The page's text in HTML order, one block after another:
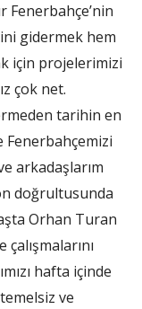
Fenerbahçe’nin
gidermek hem
için projelerimizi
çok net.
tarihin en
Fenerbahçemizi
arkadaşlarım
doğrultusunda
Orhan Turan
hafta içinde
ve